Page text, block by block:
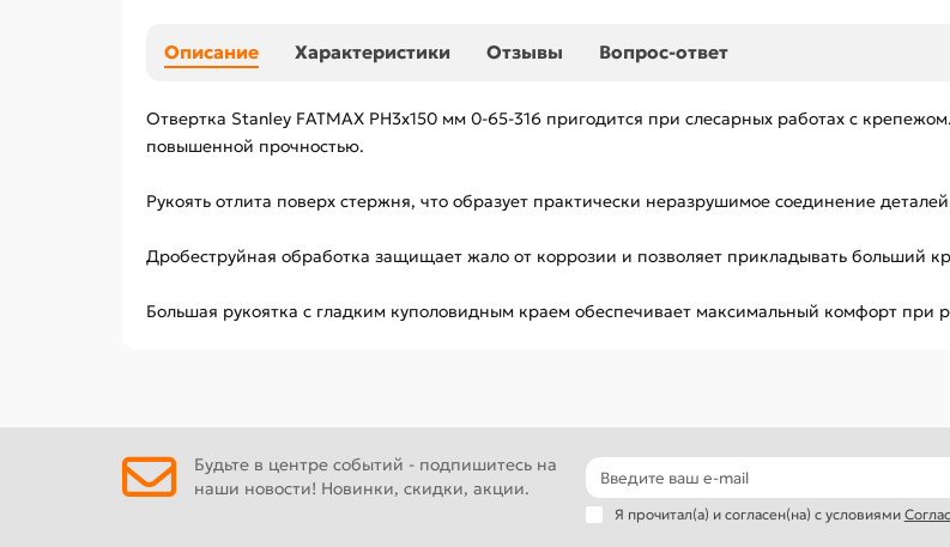
Описание Характеристики Отзывы Вопрос-ответ
Отвертка Stanley FATMAX PH3х150 мм 0-65-316 пригодится при слесарных работах с
повышенной прочностью.
Рукоять отлита поверх стержня, что образует практически неразрушимое соединение
Дробеструйная обработка защищает жало от коррозии и позволяет прикладывать больший
Большая рукоятка с гладким куполовидным краем обеспечивает максимальный комфорт при
Будьте в центре событий - подпишитесь на
наши новости! Новинки, скидки, акции.
Я прочитал(а) и согласен(на) с условиями